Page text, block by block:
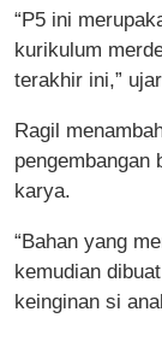
“P5 ini
kurikulum
terakhir ini,”
Ragil
pengembangan
karya.
“Bahan yang
kemudian
keinginan si